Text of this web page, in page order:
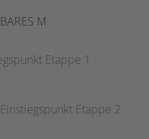
Richtung
M
Etappe 1
Etappe 2